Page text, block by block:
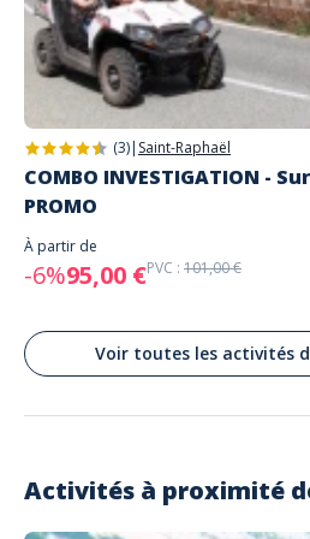
Un super moment!
Commenté le 25/06/2020
Activité qui a plu à toute la famille.
avec sourires et conseils. A faire!!
(3)| Saint-Raphaël
COMBO INVESTIGATION -
PROMO
À partir de
-6%95,00 €PVC : 101,00 €
Voir toutes les activités
Activités à proximité